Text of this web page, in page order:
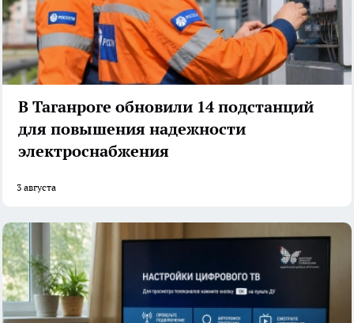
В Таганроге обновили 14 подстанций
для повышения надежности
электроснабжения
3 августа